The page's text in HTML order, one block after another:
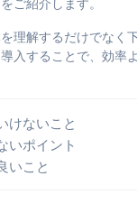
理解するだけでなく
入することで、効率
けないこと
いポイント
いこと